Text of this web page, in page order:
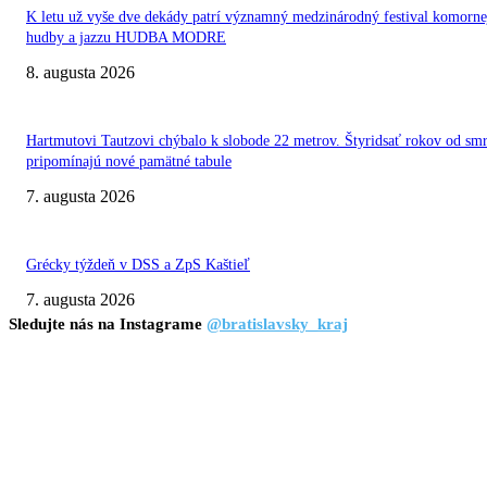
K letu už vyše dve dekády patrí významný medzinárodný festival
hudby a jazzu HUDBA MODRE
8. augusta 2026
Hartmutovi Tautzovi chýbalo k slobode 22 metrov. Štyridsať rokov od
pripomínajú nové pamätné tabule
7. augusta 2026
Grécky týždeň v DSS a ZpS Kaštieľ
7. augusta 2026
Sledujte nás na Instagrame @bratislavsky_kraj